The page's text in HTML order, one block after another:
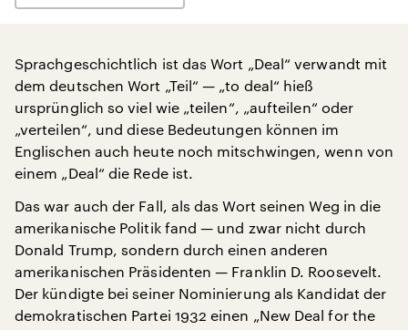
Sprachgeschichtlich ist das Wort „Deal“ verwandt mit
dem deutschen Wort „Teil“ — „to deal“ hieß
ursprünglich so viel wie „teilen“, „aufteilen“ oder
„verteilen“, und diese Bedeutungen können im
Englischen auch heute noch mitschwingen, wenn von
einem „Deal“ die Rede ist.
Das war auch der Fall, als das Wort seinen Weg in die
amerikanische Politik fand — und zwar nicht durch
Donald Trump, sondern durch einen anderen
amerikanischen Präsidenten — Franklin D. Roosevelt.
Der kündigte bei seiner Nominierung als Kandidat der
demokratischen Partei 1932 einen „New Deal for the